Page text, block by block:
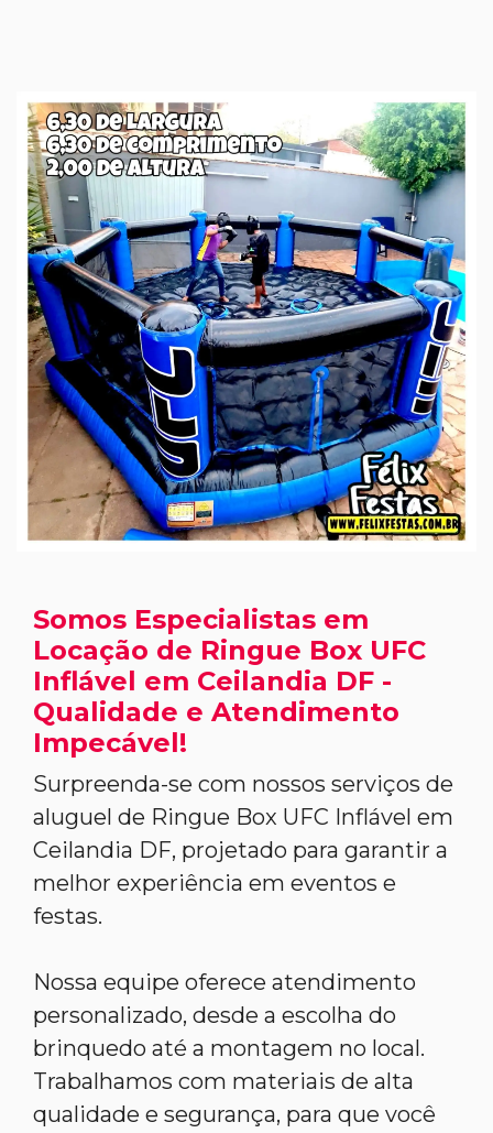
Somos Especialistas em
Locação de Ringue Box UFC
Inflável em Ceilandia DF -
Qualidade e Atendimento
Impecável!
Surpreenda-se com nossos serviços de
aluguel de Ringue Box UFC Inflável em
Ceilandia DF, projetado para garantir a
melhor experiência em eventos e
festas.
Nossa equipe oferece atendimento
personalizado, desde a escolha do
brinquedo até a montagem no local.
Trabalhamos com materiais de alta
qualidade e segurança, para que você